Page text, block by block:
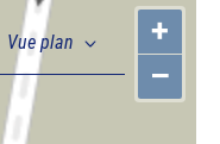
+
–